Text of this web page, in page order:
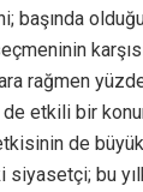
başında
rağmen
etkili bir
de
siyasetçi; bu